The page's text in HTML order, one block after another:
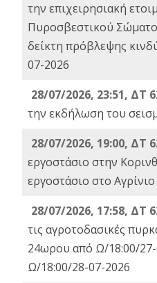
την επιχειρησιακή
Πυροσβεστικού
δείκτη πρόβλεψης
07-2026
28/07/2026, 23:51, ΔΤ
την εκδήλωση του
28/07/2026, 19:00, ΔΤ
εργοστάσιο στην
εργοστάσιο στο Αγρίνιο
28/07/2026, 17:58, ΔΤ
τις αγροτοδασικές
24ωρου από Ω/18:00/
Ω/18:00/28-07-2026